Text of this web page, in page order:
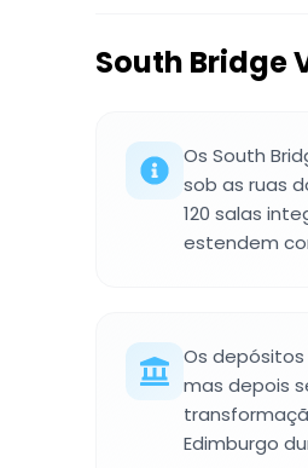
South Bridge
Os South
sob as ruas
120 salas
estendem
Os
mas depois
Edimburgo